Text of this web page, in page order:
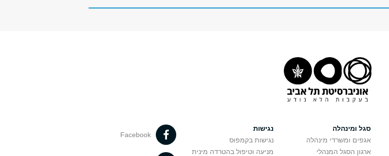
סגל ומינהלה
אגפים ומשרדי מינהלה
ארגון הסגל המנהלי
נגישות
נגישות בקמפוס
מניעה וטיפול בהטרדה מינית
Facebook